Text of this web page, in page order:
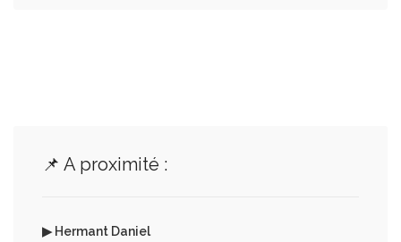
📌 A proximité :
▶ Hermant Daniel